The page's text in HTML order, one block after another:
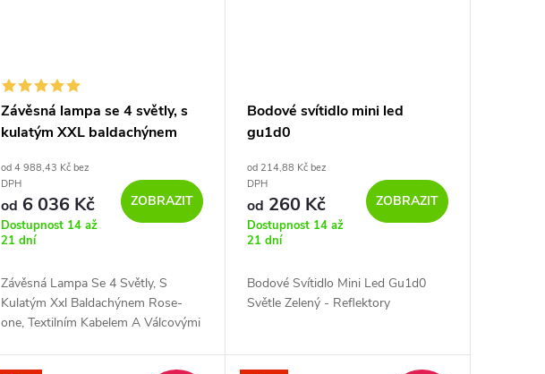
Závěsná lampa se 4 světly, s
kulatým XXL baldachýnem
válcovými plátěnými stínidly
od 4 988,43 Kč bez
DPH
od 6 036 Kč
Dostupnost 14 až
21 dní
ZOBRAZIT
Závěsná Lampa Se 4 Světly, S
Kulatým Xxl Baldachýnem Rose-
one, Textilním Kabelem A Válcovými
Bodové svítidlo mini led
gu1d0
od 214,88 Kč bez
DPH
od 260 Kč
Dostupnost 14 až
21 dní
ZOBRAZIT
Bodové Svítidlo Mini Led Gu1d0
Světle Zelený - Reflektory